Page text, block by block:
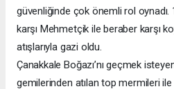
güvenliğinde çok önemli rol oynadı.
karşı Mehmetçik ile beraber karşı
atışlarıyla gazi oldu.
Çanakkale Boğazı’nı geçmek
gemilerinden atılan top mermileri